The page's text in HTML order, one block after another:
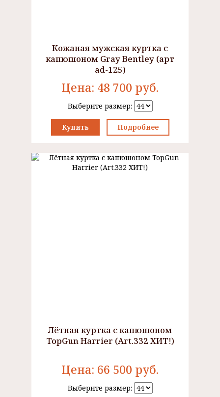
Кожаная мужская куртка с
капюшоном Gray Bentley (арт
ad-125)
Цена: 48 700 руб.
Выберите размер:
Купить Подробнее
Лётная куртка с капюшоном
TopGun Harrier (Art.332 ХИТ!)
Цена: 66 500 руб.
Выберите размер: